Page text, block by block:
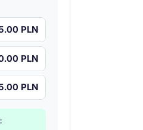
PLN
PLN
PLN